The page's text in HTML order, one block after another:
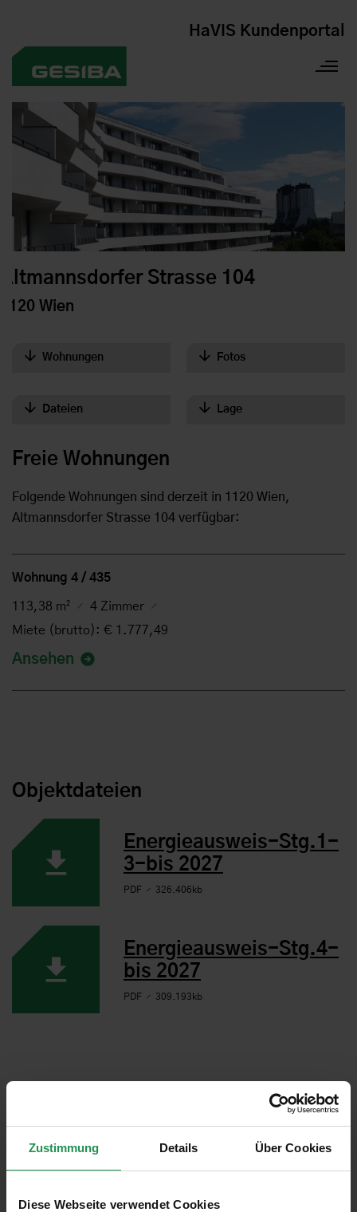
Zustimmung Details Über Cookies
Diese Webseite verwendet Cookies
HaVIS Kundenportal
Altmannsdorfer Strasse 104
1120 Wien
Wohnungen Fotos
Dateien Lage
Freie Wohnungen
Folgende Wohnungen sind derzeit in 1120 Wien,
Altmannsdorfer Strasse 104 verfügbar:
Wohnung 4 / 435
113,38 m²
4 Zimmer
Miete (brutto): € 1.777,49
Ansehen
Objektdateien
Energieausweis-Stg.1-
3-bis 2027
PDF 326.406kb
Energieausweis-Stg.4-
bis 2027
PDF 309.193kb